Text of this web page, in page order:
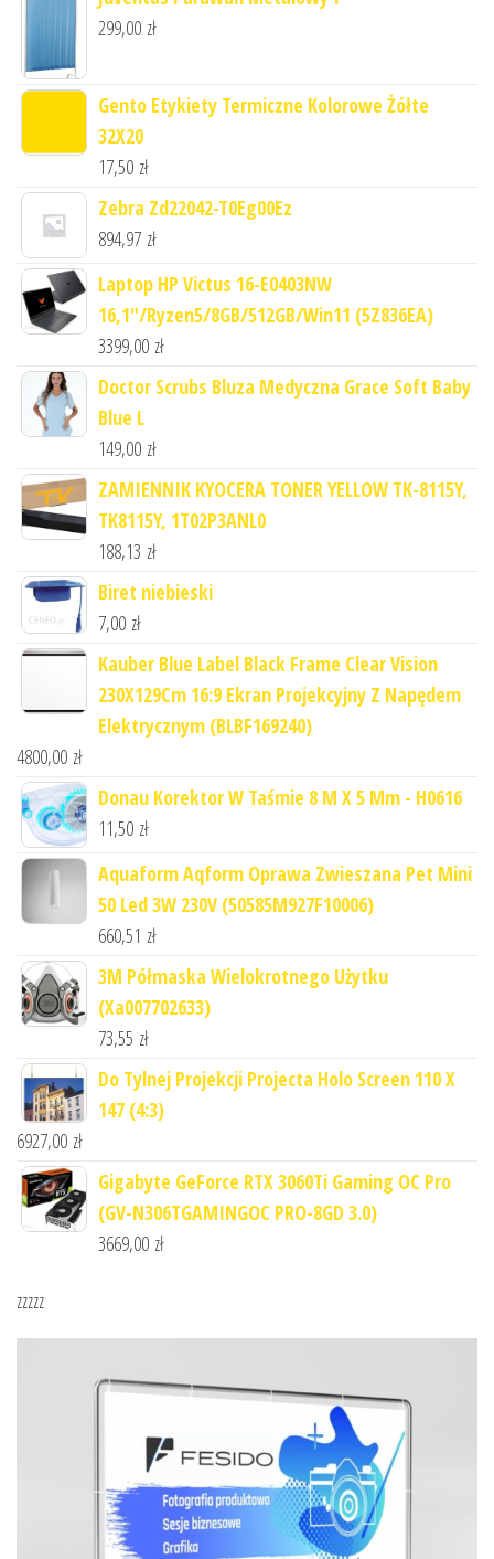
299,00 zł
Gento Etykiety Termiczne Kolorowe Żółte
32X20
17,50 zł
Zebra Zd22042-T0Eg00Ez
894,97 zł
Laptop HP Victus 16-E0403NW
16,1"/Ryzen5/8GB/512GB/Win11 (5Z836EA)
3399,00 zł
Doctor Scrubs Bluza Medyczna Grace Soft Baby
Blue L
149,00 zł
ZAMIENNIK KYOCERA TONER YELLOW TK-8115Y,
TK8115Y, 1T02P3ANL0
188,13 zł
Biret niebieski
7,00 zł
Kauber Blue Label Black Frame Clear Vision
230X129Cm 16:9 Ekran Projekcyjny Z Napędem
Elektrycznym (BLBF169240)
4800,00 zł
Donau Korektor W Taśmie 8 M X 5 Mm - H0616
11,50 zł
Aquaform Aqform Oprawa Zwieszana Pet Mini
50 Led 3W 230V (50585M927F10006)
660,51 zł
3M Półmaska Wielokrotnego Użytku
(Xa007702633)
73,55 zł
Do Tylnej Projekcji Projecta Holo Screen 110 X
147 (4:3)
6927,00 zł
Gigabyte GeForce RTX 3060Ti Gaming OC Pro
(GV-N306TGAMINGOC PRO-8GD 3.0)
3669,00 zł
zzzzz